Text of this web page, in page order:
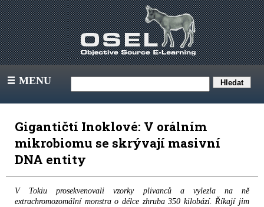
III MENU
Gigantičtí Inoklové: V orálním
mikrobiomu se skrývají masivní
DNA entity
V Tokiu prosekvenovali vzorky plivanců a vylezla na ně
extrachromozomální monstra o délce zhruba 350 kilobází. Říkají jim